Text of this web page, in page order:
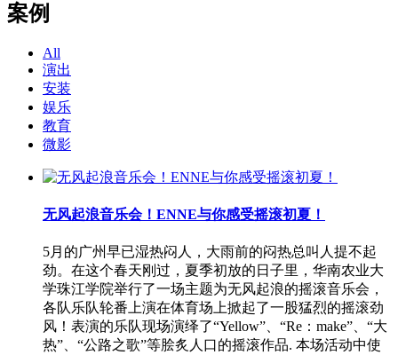
案例
All
演出
安装
娱乐
教育
微影
无风起浪音乐会！ENNE与你感受摇滚初夏！
5月的广州早已湿热闷人，大雨前的闷热总叫人提不起
劲。在这个春天刚过，夏季初放的日子里，华南农业大
学珠江学院举行了一场主题为无风起浪的摇滚音乐会，
各队乐队轮番上演在体育场上掀起了一股猛烈的摇滚劲
风！表演的乐队现场演绎了“Yellow”、“Re：make”、“大
热”、“公路之歌”等脍炙人口的摇滚作品. 本场活动中使